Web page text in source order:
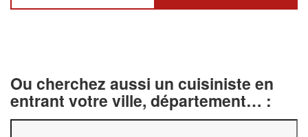
Ou cherchez aussi un cuisiniste en
entrant votre ville, département… :